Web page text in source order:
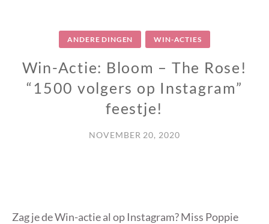
ANDERE DINGEN WIN-ACTIES
Win-Actie: Bloom – The Rose!
“1500 volgers op Instagram”
feestje!
NOVEMBER 20, 2020
Zag je de Win-actie al op Instagram? Miss Poppie